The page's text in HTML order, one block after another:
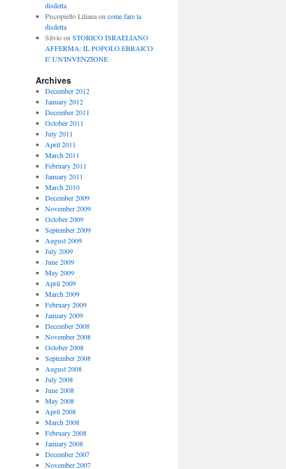
disdetta
Piscopiello Lilianaon come fare la
disdetta
Silvioon STORICO ISRAELIANO
AFFERMA: IL POPOLO EBRAICO
E' UN'INVENZIONE
Archives
December 2012
January 2012
December 2011
October 2011
July 2011
April 2011
March 2011
February 2011
January 2011
March 2010
December 2009
November 2009
October 2009
September 2009
August 2009
July 2009
June 2009
May 2009
April 2009
March 2009
February 2009
January 2009
December 2008
November 2008
October 2008
September 2008
August 2008
July 2008
June 2008
May 2008
April 2008
March 2008
February 2008
January 2008
December 2007
November 2007